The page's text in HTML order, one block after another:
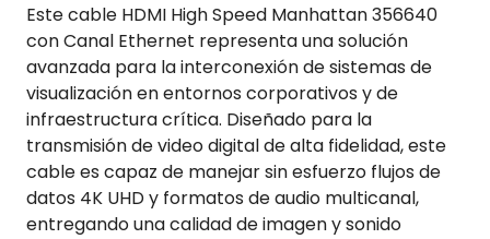
Este cable HDMI High Speed Manhattan 356640
con Canal Ethernet representa una solución
avanzada para la interconexión de sistemas de
visualización en entornos corporativos y de
infraestructura crítica. Diseñado para la
transmisión de video digital de alta fidelidad, este
cable es capaz de manejar sin esfuerzo flujos de
datos 4K UHD y formatos de audio multicanal,
entregando una calidad de imagen y sonido